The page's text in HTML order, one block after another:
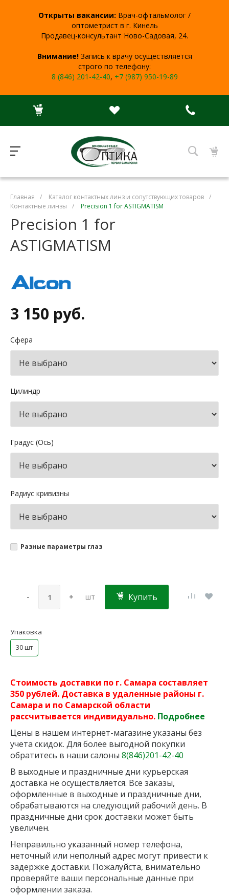
Открыты вакансии: Врач-офтальмолог /
оптометрист в г. Кинель
Продавец-консультант Ново-Садовая, 24.
Внимание!Запись к врачу осуществляется
строго по телефону:
8 (846) 201-42-40, +7 (987) 950-19-89
Главная / Каталог контактных линз и сопутствующих товаров /
Контактные линзы
/ Precision 1 for ASTIGMATISM
Precision 1 for
ASTIGMATISM
3 150 руб.
Сфера
Цилиндр
Градус (Ось)
Радиус кривизны
Разные параметры глаз
- + шт Купить
Упаковка
30 шт
Стоимость доставки по г. Самара составляет
350 рублей. Доставка в удаленные районы г.
Самара и по Самарской области
рассчитывается индивидуально. Подробнее
Цены в нашем интернет-магазине указаны без
учета скидок. Для более выгодной покупки
обратитесь в наши салоны 8(846)201-42-40
В выходные и праздничные дни курьерская
доставка не осуществляется. Все заказы,
оформленные в выходные и праздничные дни,
обрабатываются на следующий рабочий день. В
праздничные дни срок доставки может быть
увеличен.
Неправильно указанный номер телефона,
неточный или неполный адрес могут привести к
задержке доставки. Пожалуйста, внимательно
проверяйте ваши персональные данные при
оформлении заказа.